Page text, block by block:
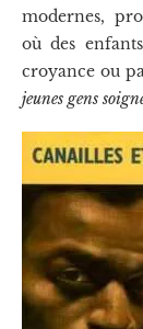
modernes,
où des
croyance ou
jeunes gens